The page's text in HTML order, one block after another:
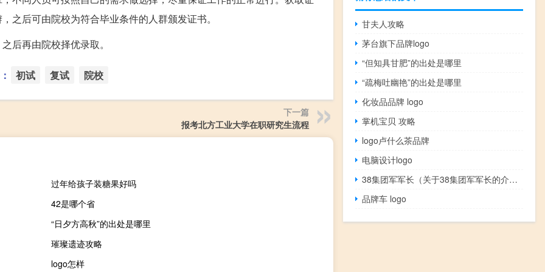
之后可由院校为符合毕业条件的人群颁发证书。
后再由院校择优录取。
初试 复试 院校
下一篇
报考北方工业大学在职研究生流程
过年给孩子装糖果好吗
42是哪个省
“日夕方高秋”的出处是哪里
璀璨遗迹攻略
logo怎样
甘夫人攻略
茅台旗下品牌logo
“但知具甘肥”的出处是哪里
“疏梅吐幽艳”的出处是哪里
化妆品品牌 logo
掌机宝贝 攻略
logo卢什么茶品牌
电脑设计logo
38集团军军长（关于38集团军军长的介绍）
品牌车 logo